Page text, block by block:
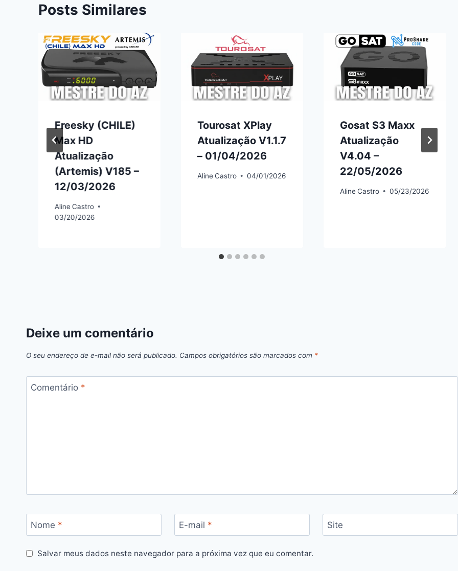
Posts Similares
Freesky (CHILE)
Max HD
Atualização
(Artemis) V185 –
12/03/2026
Aline Castro
03/20/2026
Tourosat XPlay
Atualização V1.1.7
– 01/04/2026
AlineCastro 04/01/2026
Gosat S3 Maxx
Atualização
V4.04 –
22/05/2026
Aline Castro 05/23/2026
Deixe um comentário
O seu endereço de e-mail não será publicado. Campos obrigatórios são marcados com *
Comentário *
Nome * E-mail * Site
Salvar meus dados neste navegador para a próxima vez que eu comentar.